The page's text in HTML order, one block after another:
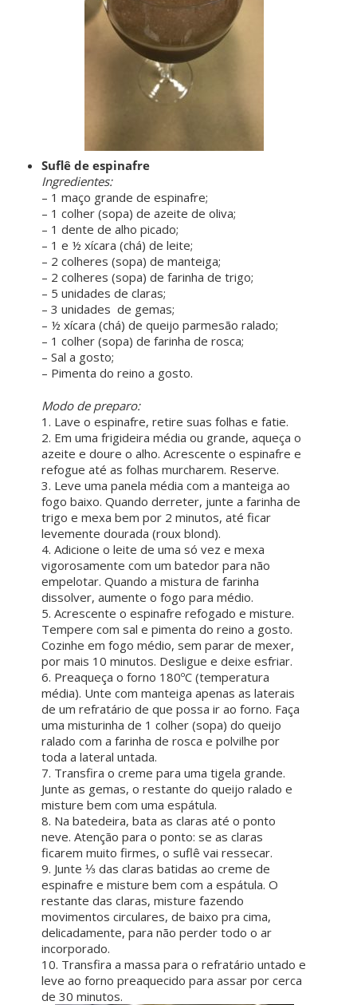
Suflê de espinafre
Ingredientes:
– 1 maço grande de espinafre;
– 1 colher (sopa) de azeite de oliva;
– 1 dente de alho picado;
– 1 e ½ xícara (chá) de leite;
– 2 colheres (sopa) de manteiga;
– 2 colheres (sopa) de farinha de trigo;
– 5 unidades de claras;
– 3 unidades de gemas;
– ½ xícara (chá) de queijo parmesão ralado;
– 1 colher (sopa) de farinha de rosca;
– Sal a gosto;
– Pimenta do reino a gosto.
Modo de preparo:
1. Lave o espinafre, retire suas folhas e fatie.
2. Em uma frigideira média ou grande, aqueça o
azeite e doure o alho. Acrescente o espinafre e
refogue até as folhas murcharem. Reserve.
3. Leve uma panela média com a manteiga ao
fogo baixo. Quando derreter, junte a farinha de
trigo e mexa bem por 2 minutos, até ficar
levemente dourada (roux blond).
4. Adicione o leite de uma só vez e mexa
vigorosamente com um batedor para não
empelotar. Quando a mistura de farinha
dissolver, aumente o fogo para médio.
5. Acrescente o espinafre refogado e misture.
Tempere com sal e pimenta do reino a gosto.
Cozinhe em fogo médio, sem parar de mexer,
por mais 10 minutos. Desligue e deixe esfriar.
6. Preaqueça o forno 180ºC (temperatura
média). Unte com manteiga apenas as laterais
de um refratário de que possa ir ao forno. Faça
uma misturinha de 1 colher (sopa) do queijo
ralado com a farinha de rosca e polvilhe por
toda a lateral untada.
7. Transfira o creme para uma tigela grande.
Junte as gemas, o restante do queijo ralado e
misture bem com uma espátula.
8. Na batedeira, bata as claras até o ponto
neve. Atenção para o ponto: se as claras
ficarem muito firmes, o suflê vai ressecar.
9. Junte ⅓ das claras batidas ao creme de
espinafre e misture bem com a espátula. O
restante das claras, misture fazendo
movimentos circulares, de baixo pra cima,
delicadamente, para não perder todo o ar
incorporado.
10. Transfira a massa para o refratário untado e
leve ao forno preaquecido para assar por cerca
de 30 minutos.